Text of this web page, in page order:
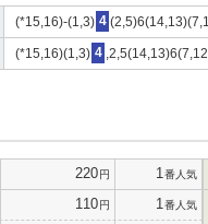
(*15,16)-(1,3) 4
(*15,16)(1,3) 4
220円 1 番人気
110円 1 番人気